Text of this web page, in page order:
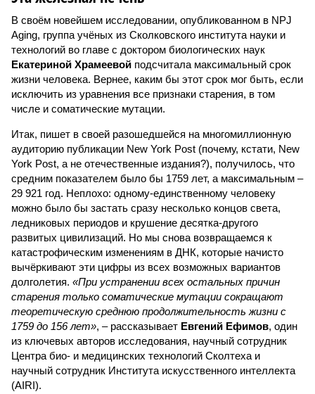
В своём новейшем исследовании, опубликованном в NPJ
Aging, группа учёных из Сколковского института науки и
технологий во главе с доктором биологических наук
Екатериной Храмеевой подсчитала максимальный срок
жизни человека. Вернее, каким бы этот срок мог быть, если
исключить из уравнения все признаки старения, в том
числе и соматические мутации.
Итак, пишет в своей разошедшейся на многомиллионную
аудиторию публикации New York Post (почему, кстати, New
York Post, а не отечественные издания?), получилось, что
средним показателем было бы 1759 лет, а максимальным –
29 921 год. Неплохо: одному-единственному человеку
можно было бы застать сразу несколько концов света,
ледниковых периодов и крушение десятка-другого
развитых цивилизаций. Но мы снова возвращаемся к
катастрофическим изменениям в ДНК, которые начисто
вычёркивают эти цифры из всех возможных вариантов
долголетия. «При устранении всех остальных причин
старения только соматические мутации сокращают
теоретическую среднюю продолжительность жизни с
1759 до 156 лет», – рассказывает Евгений Ефимов, один
из ключевых авторов исследования, научный сотрудник
Центра био- и медицинских технологий Сколтеха и
научный сотрудник Института искусственного интеллекта
(AIRI).